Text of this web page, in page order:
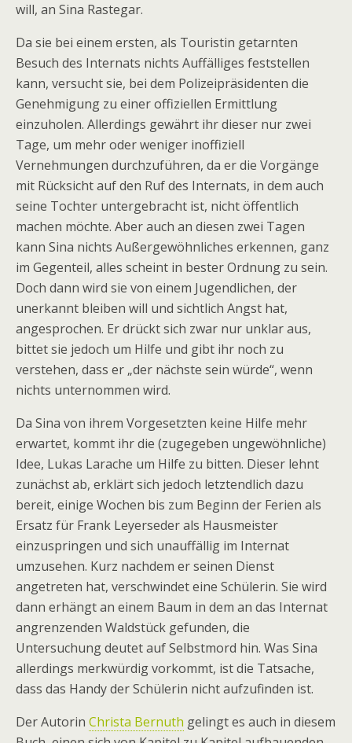
will, an Sina Rastegar.
Da sie bei einem ersten, als Touristin getarnten
Besuch des Internats nichts Auffälliges feststellen
kann, versucht sie, bei dem Polizeipräsidenten die
Genehmigung zu einer offiziellen Ermittlung
einzuholen. Allerdings gewährt ihr dieser nur zwei
Tage, um mehr oder weniger inoffiziell
Vernehmungen durchzuführen, da er die Vorgänge
mit Rücksicht auf den Ruf des Internats, in dem auch
seine Tochter untergebracht ist, nicht öffentlich
machen möchte. Aber auch an diesen zwei Tagen
kann Sina nichts Außergewöhnliches erkennen, ganz
im Gegenteil, alles scheint in bester Ordnung zu sein.
Doch dann wird sie von einem Jugendlichen, der
unerkannt bleiben will und sichtlich Angst hat,
angesprochen. Er drückt sich zwar nur unklar aus,
bittet sie jedoch um Hilfe und gibt ihr noch zu
verstehen, dass er „der nächste sein würde“, wenn
nichts unternommen wird.
Da Sina von ihrem Vorgesetzten keine Hilfe mehr
erwartet, kommt ihr die (zugegeben ungewöhnliche)
Idee, Lukas Larache um Hilfe zu bitten. Dieser lehnt
zunächst ab, erklärt sich jedoch letztendlich dazu
bereit, einige Wochen bis zum Beginn der Ferien als
Ersatz für Frank Leyerseder als Hausmeister
einzuspringen und sich unauffällig im Internat
umzusehen. Kurz nachdem er seinen Dienst
angetreten hat, verschwindet eine Schülerin. Sie wird
dann erhängt an einem Baum in dem an das Internat
angrenzenden Waldstück gefunden, die
Untersuchung deutet auf Selbstmord hin. Was Sina
allerdings merkwürdig vorkommt, ist die Tatsache,
dass das Handy der Schülerin nicht aufzufinden ist.
Der Autorin Christa Bernuth gelingt es auch in diesem